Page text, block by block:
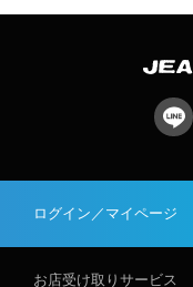
ログイン／マイページ
お店受け取りサービス